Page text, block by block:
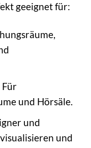
geeignet für:
Für
und Hörsäle.
und
und